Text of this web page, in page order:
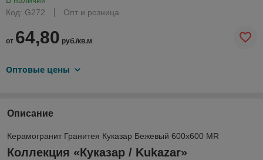
Код: G272
Опт и розница
от 64,80 руб./кв.м
Оптовые цены
Описание
Керамогранит Гранитея Куказар Бежевый 600х600 MR
Коллекция «Куказар / Kukazar»